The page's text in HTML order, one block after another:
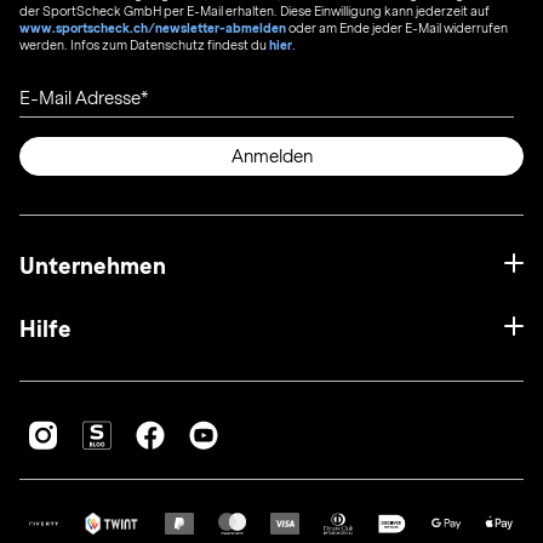
der SportScheck GmbH per E-Mail erhalten. Diese Einwilligung kann jederzeit auf
www.sportscheck.ch/newsletter-abmeldenoder am Ende jeder E-Mail widerrufen
werden. Infos zum Datenschutz findest duhier
E-Mail Adresse
Anmelden
Unternehmen
Hilfe